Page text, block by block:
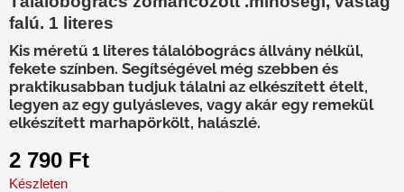
falú. 1 literes
Kis méretű 1 literes tálalóbogrács állvány nélkül,
fekete színben. Segítségével még szebben és
praktikusabban tudjuk tálalni az elkészített ételt,
legyen az egy gulyásleves, vagy akár egy remekül
elkészített marhapörkölt, halászlé.
2 790 Ft
Készleten